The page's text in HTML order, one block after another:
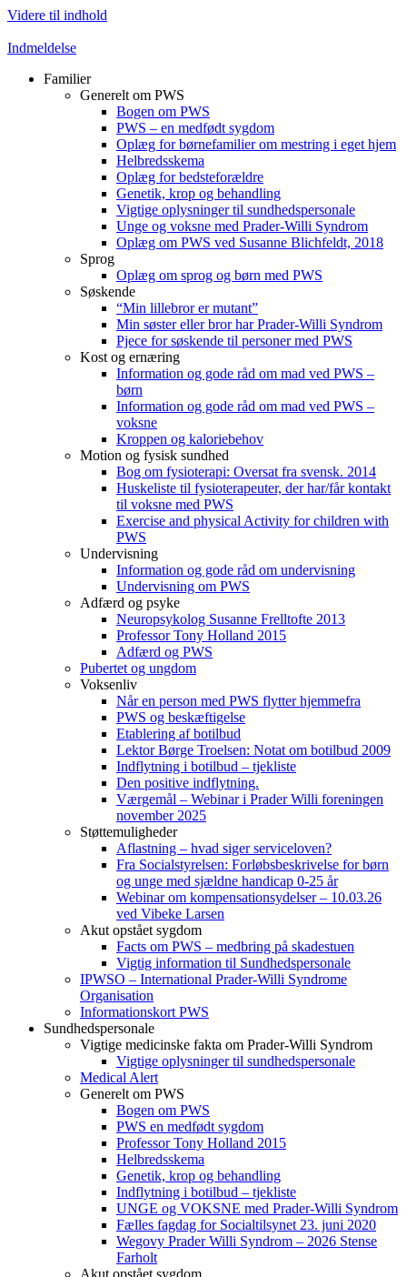
Videre til indhold
Indmeldelse
Familier
Generelt om PWS
Bogen om PWS
PWS – en medfødt sygdom
Oplæg for børnefamilier om mestring i eget hjem
Helbredsskema
Oplæg for bedsteforældre
Genetik, krop og behandling
Vigtige oplysninger til sundhedspersonale
Unge og voksne med Prader-Willi Syndrom
Oplæg om PWS ved Susanne Blichfeldt, 2018
Sprog
Oplæg om sprog og børn med PWS
Søskende
“Min lillebror er mutant”
Min søster eller bror har Prader-Willi Syndrom
Pjece for søskende til personer med PWS
Kost og ernæring
Information og gode råd om mad ved PWS –
børn
Information og gode råd om mad ved PWS –
voksne
Kroppen og kaloriebehov
Motion og fysisk sundhed
Bog om fysioterapi: Oversat fra svensk. 2014
Huskeliste til fysioterapeuter, der har/får kontakt
til voksne med PWS
Exercise and physical Activity for children with
PWS
Undervisning
Information og gode råd om undervisning
Undervisning om PWS
Adfærd og psyke
Neuropsykolog Susanne Frelltofte 2013
Professor Tony Holland 2015
Adfærd og PWS
Pubertet og ungdom
Voksenliv
Når en person med PWS flytter hjemmefra
PWS og beskæftigelse
Etablering af botilbud
Lektor Børge Troelsen: Notat om botilbud 2009
Indflytning i botilbud – tjekliste
Den positive indflytning.
Værgemål – Webinar i Prader Willi foreningen
november 2025
Støttemuligheder
Aflastning – hvad siger serviceloven?
Fra Socialstyrelsen: Forløbsbeskrivelse for børn
og unge med sjældne handicap 0-25 år
Webinar om kompensationsydelser – 10.03.26
ved Vibeke Larsen
Akut opstået sygdom
Facts om PWS – medbring på skadestuen
Vigtig information til Sundhedspersonale
IPWSO – International Prader-Willi Syndrome
Organisation
Informationskort PWS
Sundhedspersonale
Vigtige medicinske fakta om Prader-Willi Syndrom
Vigtige oplysninger til sundhedspersonale
Medical Alert
Generelt om PWS
Bogen om PWS
PWS en medfødt sygdom
Professor Tony Holland 2015
Helbredsskema
Genetik, krop og behandling
Indflytning i botilbud – tjekliste
UNGE og VOKSNE med Prader-Willi Syndrom
Fælles fagdag for Socialtilsynet 23. juni 2020
Wegovy Prader Willi Syndrom – 2026 Stense
Farholt
Akut opstået sygdom